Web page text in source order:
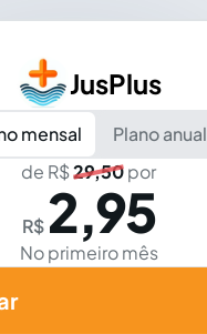
JusPlus
mensal
Plano anual
de R$29,50por
R$ 2,95
No primeiro mês